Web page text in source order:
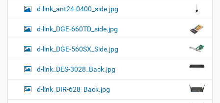
d-link_ant24-0400_side.jpg
d-link_DGE-660TD_side.jpg
d-link_DGE-560SX_Side.jpg
d-link_DES-3028_Back.jpg
d-link_DIR-628_Back.jpg